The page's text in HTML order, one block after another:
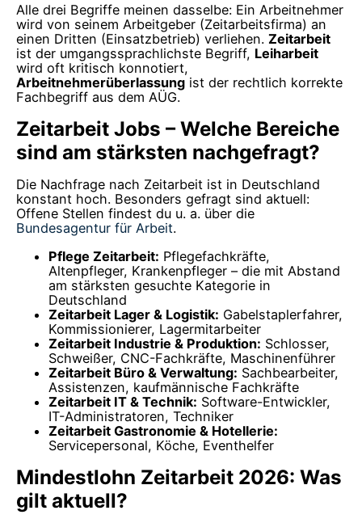
Alle drei Begriffe meinen dasselbe: Ein Arbeitnehmer
wird von seinem Arbeitgeber (Zeitarbeitsfirma) an
einen Dritten (Einsatzbetrieb) verliehen. Zeitarbeit
ist der umgangssprachlichste Begriff, Leiharbeit
wird oft kritisch konnotiert,
Arbeitnehmerüberlassung ist der rechtlich korrekte
Fachbegriff aus dem AÜG.
Zeitarbeit Jobs – Welche Bereiche
sind am stärksten nachgefragt?
Die Nachfrage nach Zeitarbeit ist in Deutschland
konstant hoch. Besonders gefragt sind aktuell:
Offene Stellen findest du u. a. über die
Bundesagentur für Arbeit.
Pflege Zeitarbeit: Pflegefachkräfte,
Altenpfleger, Krankenpfleger – die mit Abstand
am stärksten gesuchte Kategorie in
Deutschland
Zeitarbeit Lager & Logistik: Gabelstaplerfahrer,
Kommissionierer, Lagermitarbeiter
Zeitarbeit Industrie & Produktion: Schlosser,
Schweißer, CNC-Fachkräfte, Maschinenführer
Zeitarbeit Büro & Verwaltung: Sachbearbeiter,
Assistenzen, kaufmännische Fachkräfte
Zeitarbeit IT & Technik: Software-Entwickler,
IT-Administratoren, Techniker
Zeitarbeit Gastronomie & Hotellerie:
Servicepersonal, Köche, Eventhelfer
Mindestlohn Zeitarbeit 2026: Was
gilt aktuell?